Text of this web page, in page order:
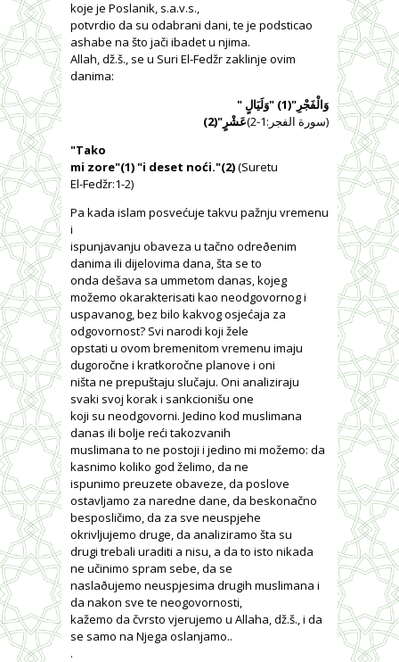
koje je Poslanik, s.a.v.s.,
potvrdio da su odabrani dani, te je podsticao
ashabe na što jači ibadet u njima.
Allah, dž.š., se u Suri El-Fedžr zaklinje ovim
danima:
"
وَالْفَجْرِ"(1) "وَلَيَالٍ
عَشْرٍ"(2)
(سورة الفجر:1-2)
"Tako
mi zore"(1) "i deset noći."(2)(Suretu
El-Fedžr:1-2)
Pa kada islam posvećuje takvu pažnju vremenu
i
ispunjavanju obaveza u tačno odreðenim
danima ili dijelovima dana, šta se to
onda dešava sa ummetom danas, kojeg
možemo okarakterisati kao neodgovornog i
uspavanog, bez bilo kakvog osjećaja za
odgovornost? Svi narodi koji žele
opstati u ovom bremenitom vremenu imaju
dugoročne i kratkoročne planove i oni
ništa ne prepuštaju slučaju. Oni analiziraju
svaki svoj korak i sankcionišu one
koji su neodgovorni. Jedino kod muslimana
danas ili bolje reći takozvanih
muslimana to ne postoji i jedino mi možemo: da
kasnimo koliko god želimo, da ne
ispunimo preuzete obaveze, da poslove
ostavljamo za naredne dane, da beskonačno
besposličimo, da za sve neuspjehe
okrivljujemo druge, da analiziramo šta su
drugi trebali uraditi a nisu, a da to isto nikada
ne učinimo spram sebe, da se
naslaðujemo neuspjesima drugih muslimana i
da nakon sve te neogovornosti,
kažemo da čvrsto vjerujemo u Allaha, dž.š., i da
se samo na Njega oslanjamo..
.